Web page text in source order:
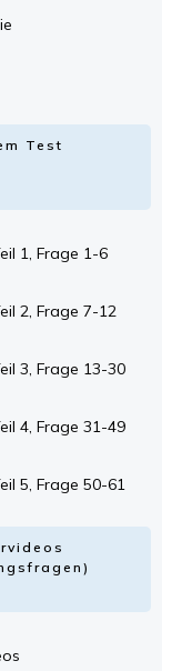
Test
1, Frage 1-6
2, Frage 7-12
3, Frage 13-30
4, Frage 31-49
5, Frage 50-61